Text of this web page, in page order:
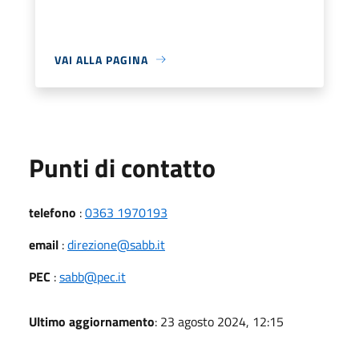
VAI ALLA PAGINA
Punti di contatto
telefono :0363 1970193
email :direzione@sabb.it
PEC :sabb@pec.it
Ultimo aggiornamento: 23 agosto 2024, 12:15